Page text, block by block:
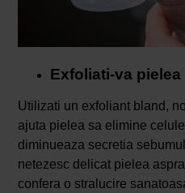
Exfoliati-va pielea
Utilizati un exfoliant bland,
ajuta pielea sa elimine
diminueaza secretia
netezesc delicat pielea
confera o stralucire